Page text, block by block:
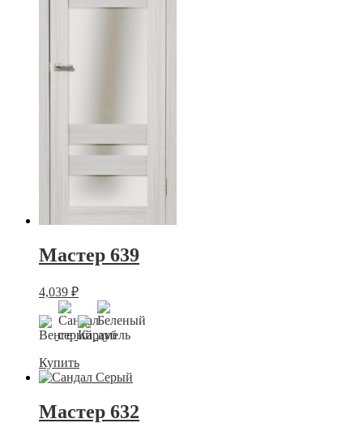
Мастер 639
4,039 ₽
Купить
Мастер 632